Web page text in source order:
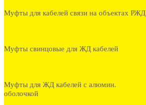
Муфты для кабелей связи на объектах РЖД
Муфты свинцовые для ЖД кабелей
Муфты для ЖД кабелей с алюмин.
оболочкой